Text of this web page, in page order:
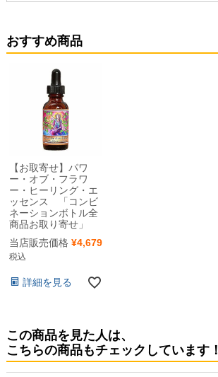
おすすめ商品
【お取寄せ】パワ
ー・オブ・フラワ
ー・ヒーリング・エ
ッセンス 「コンビ
ネーションボトル全
商品お取り寄せ」
当店販売価格 ¥4,679
税込
詳細を見る
この商品を見た人は、
こちらの商品もチェックしています！